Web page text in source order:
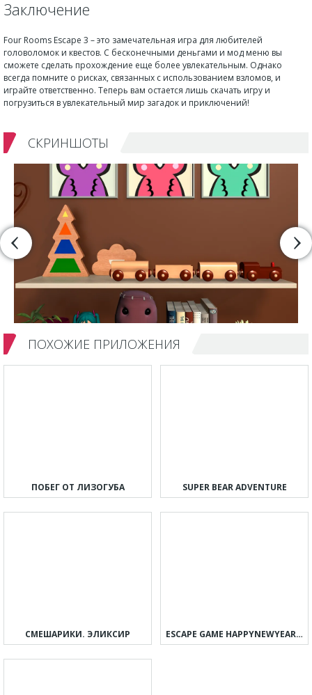
Заключение
Four Rooms Escape 3 – это замечательная игра для любителей
головоломок и квестов. С бесконечными деньгами и мод меню вы
сможете сделать прохождение еще более увлекательным. Однако
всегда помните о рисках, связанных с использованием взломов, и
играйте ответственно. Теперь вам остается лишь скачать игру и
погрузиться в увлекательный мир загадок и приключений!
СКРИНШОТЫ
ПОХОЖИЕ ПРИЛОЖЕНИЯ
ПОБЕГ ОТ ЛИЗОГУБА SUPER BEAR ADVENTURE
СМЕШАРИКИ. ЭЛИКСИР ESCAPE GAME HAPPYNEWYEAR 2023